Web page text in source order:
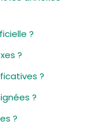
?
?
?
?
?